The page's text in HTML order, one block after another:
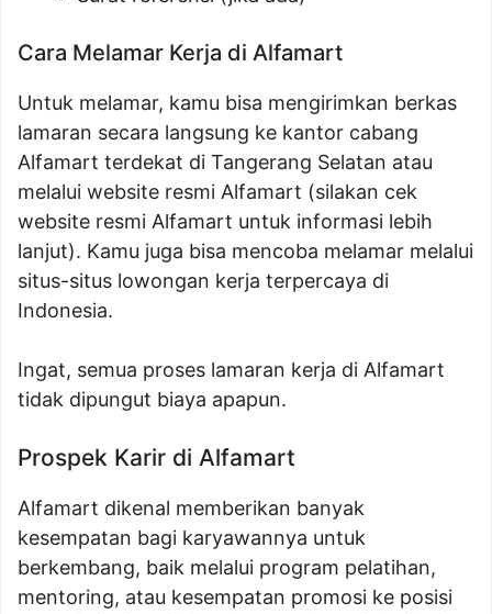
Cara Melamar Kerja di Alfamart
Untuk melamar, kamu bisa mengirimkan berkas
lamaran secara langsung ke kantor cabang
Alfamart terdekat di Tangerang Selatan atau
melalui website resmi Alfamart (silakan cek
website resmi Alfamart untuk informasi lebih
lanjut). Kamu juga bisa mencoba melamar melalui
situs-situs lowongan kerja terpercaya di
Indonesia.
Ingat, semua proses lamaran kerja di Alfamart
tidak dipungut biaya apapun.
Prospek Karir di Alfamart
Alfamart dikenal memberikan banyak
kesempatan bagi karyawannya untuk
berkembang, baik melalui program pelatihan,
mentoring, atau kesempatan promosi ke posisi